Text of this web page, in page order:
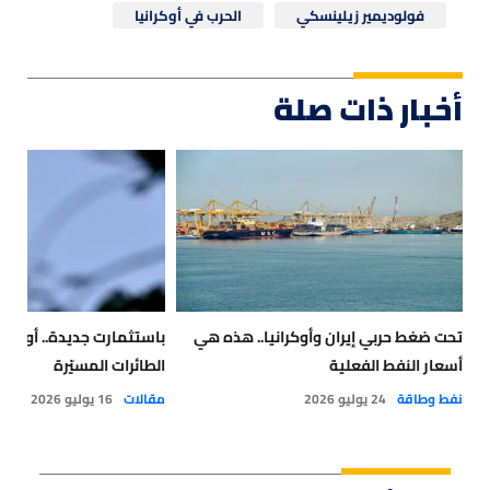
فولوديمير زيلينسكي الحرب في أوكرانيا
أخبار ذات صلة
تحت ضغط حربي إيران وأوكرانيا.. هذه هي
أسعار النفط الفعلية
نفط وطاقة 24 يوليو 2026
باستثمارت جديدة..
الطائرات المسيّرة
مقالات 16 يوليو 2026